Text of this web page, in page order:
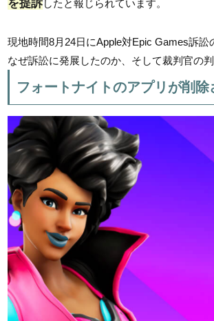
を提訴したと報じられています。
現地時間8月24日にApple対Epic Games訴
なぜ訴訟に発展したのか、そして裁判官の
フォートナイトのアプリが削